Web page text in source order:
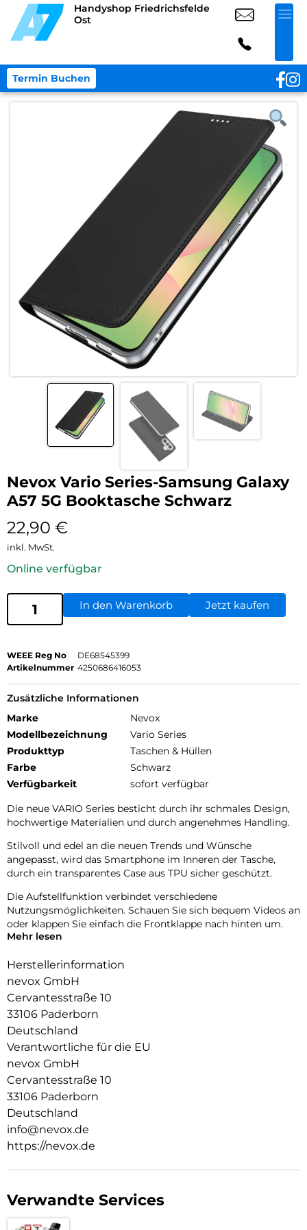
Handyshop Friedrichsfelde
Ost
Termin Buchen
Nevox Vario Series-Samsung Galaxy
A57 5G Booktasche Schwarz
22,90 €
inkl. MwSt.
Online verfügbar
In den Warenkorb Jetzt kaufen
WEEE Reg No
DE68545399
Artikelnummer 4250686416053
Zusätzliche Informationen
Marke
Nevox
Modellbezeichnung
Vario Series
Produkttyp
Taschen & Hüllen
Farbe
Schwarz
Verfügbarkeit
sofort verfügbar
Die neue VARIO Series besticht durch ihr schmales Design,
hochwertige Materialien und durch angenehmes Handling.
Stilvoll und edel an die neuen Trends und Wünsche
angepasst, wird das Smartphone im Inneren der Tasche,
durch ein transparentes Case aus TPU sicher geschützt.
Die Aufstellfunktion verbindet verschiedene
Nutzungsmöglichkeiten. Schauen Sie sich bequem Videos an
oder klappen Sie einfach die Frontklappe nach hinten um.
Bedienung kinderleicht und die Schutzhülle öffnet sich nicht
ungewollt.
Beim Umklappen der Frontklappe wird diese ebenfalls durch
die Magneten auf der Rückseite fixiert, somit ist ein
bequemes Telefonieren und Bedienen sichergestellt.
Mehr lesen
Herstellerinformation
nevox GmbH
Cervantesstraße 10
33106 Paderborn
Deutschland
Verantwortliche für die EU
nevox GmbH
Cervantesstraße 10
33106 Paderborn
Deutschland
info@nevox.de
https://nevox.de
Verwandte Services